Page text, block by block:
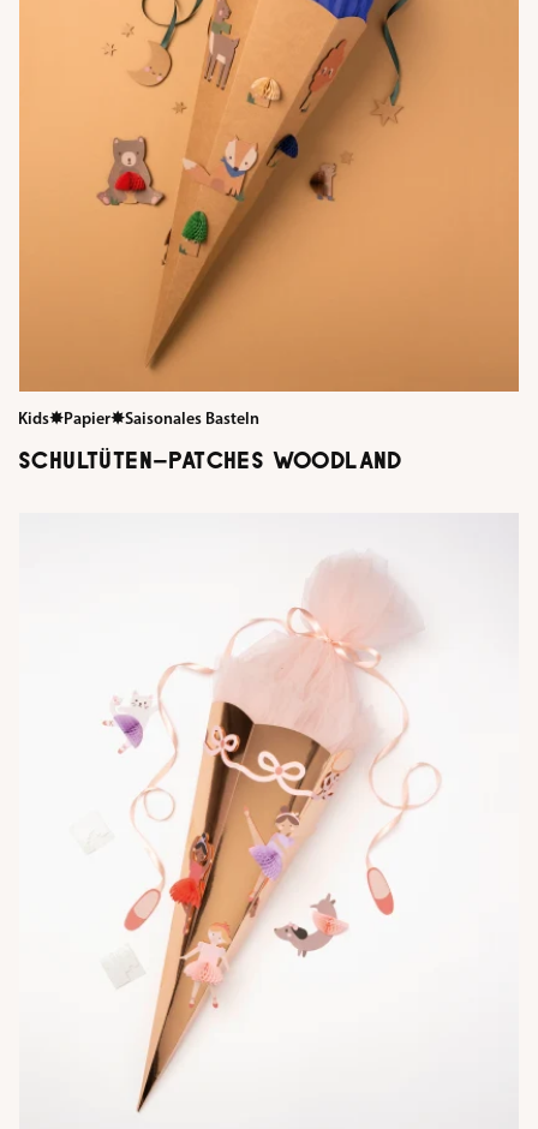
Kids✸Papier✸Saisonales Basteln
SCHULTÜTEN-PATCHES WOODLAND